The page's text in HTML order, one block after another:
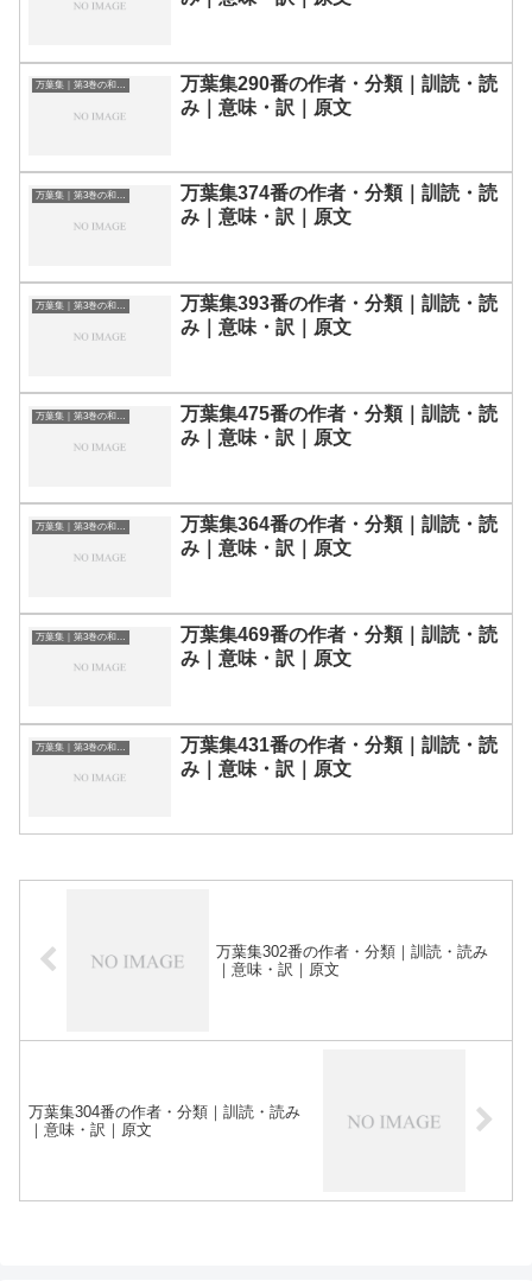
万葉集｜第3巻の和歌一覧
万葉集290番の作者・分類｜訓読・読
み｜意味・訳｜原文
万葉集｜第3巻の和歌一覧
万葉集374番の作者・分類｜訓読・読
み｜意味・訳｜原文
万葉集｜第3巻の和歌一覧
万葉集393番の作者・分類｜訓読・読
み｜意味・訳｜原文
万葉集｜第3巻の和歌一覧
万葉集475番の作者・分類｜訓読・読
み｜意味・訳｜原文
万葉集｜第3巻の和歌一覧
万葉集364番の作者・分類｜訓読・読
み｜意味・訳｜原文
万葉集｜第3巻の和歌一覧
万葉集469番の作者・分類｜訓読・読
み｜意味・訳｜原文
万葉集431番の作者・分類｜訓読・読
み｜意味・訳｜原文
万葉集302番の作者・分類｜訓読・読み
｜意味・訳｜原文
万葉集304番の作者・分類｜訓読・読み
｜意味・訳｜原文